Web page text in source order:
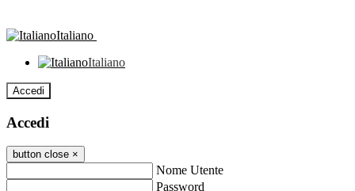
Italiano
Italiano
Accedi
Accedi
button close ×
Nome Utente
Password